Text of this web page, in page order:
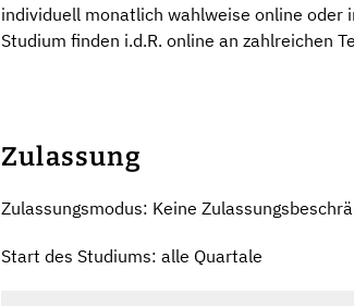
individuell monatlich wahlweise online oder
Studium finden i.d.R. online an zahlreichen
Zulassung
Zulassungsmodus: Keine
Start des Studiums: alle Quartale